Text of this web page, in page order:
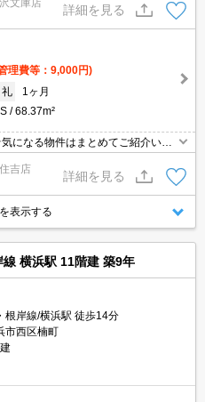
文庫店
詳細を見る
理費等：9,000円)
礼
1ヶ月
68.37m²
になる物件はまとめてご紹介いた
吉店
詳細を見る
表示する
横浜駅 11階建 築9年
根岸線/横浜駅 徒歩14分
市西区楠町